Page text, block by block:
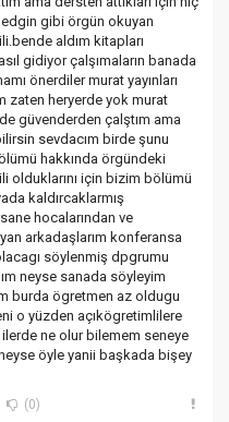
gibi örgün okuyan
aldım kitapları
gidiyor çalşımaların banada
önerdiler murat yayınları
zaten heryerde yok murat
güvenderden çalştım ama
sevdacım birde şunu
hakkında örgündeki
olduklarını için bizim bölümü
kaldırcaklarmış
hocalarından ve
arkadaşlarım konferansa
söylenmiş dpgrumu
neyse sanada söyleyim
burda ögretmen az oldugu
o yüzden açıkögretimlilere
ilerde ne olur bilemem seneye
öyle yanii başkada bişey
(0)